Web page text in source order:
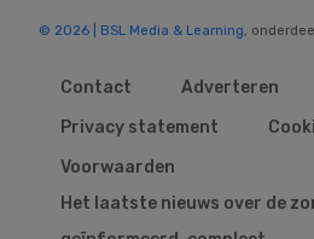
© 2026 | BSL Media & Learning,
Contact
Adverteren
Privacy statement
Voorwaarden
Het laatste nieuws over de